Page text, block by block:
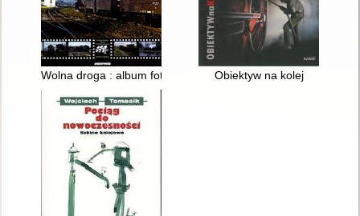
Wolna droga : album fotografii z lat 1973-2000
Obiektyw na kolej